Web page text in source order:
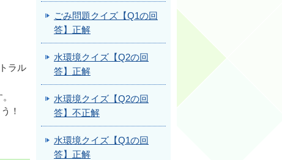
ラル
！
ごみ問題クイズ【Q1の回
答】正解
水環境クイズ【Q2の回
答】正解
水環境クイズ【Q2の回
答】不正解
水環境クイズ【Q1の回
答】正解